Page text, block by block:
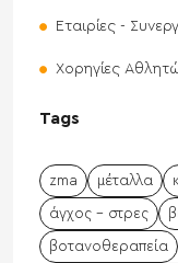
Εταιρίες -
Χορηγίες
Tags
zma μέταλλα
άγχος - στρες
βοτανοθεραπεία